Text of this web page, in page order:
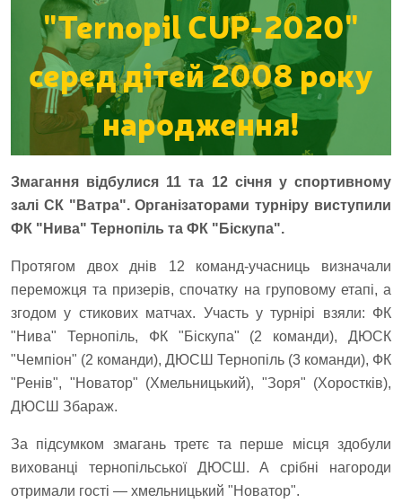
"Ternopil CUP-2020"
серед дітей 2008 року
народження!
Змагання відбулися 11 та 12 січня у спортивному
залі СК "Ватра". Організаторами турніру виступили
ФК "Нива" Тернопіль та ФК "Біскупа".
Протягом двох днів 12 команд-учасниць визначали
переможця та призерів, спочатку на груповому етапі, а
згодом у стикових матчах. Участь у турнірі взяли: ФК
"Нива" Тернопіль, ФК "Біскупа" (2 команди), ДЮСК
"Чемпіон" (2 команди), ДЮСШ Тернопіль (3 команди), ФК
"Ренів", "Новатор" (Хмельницький), "Зоря" (Хоростків),
ДЮСШ Збараж.
За підсумком змагань третє та перше місця здобули
вихованці тернопільської ДЮСШ. А срібні нагороди
отримали гості — хмельницький "Новатор".